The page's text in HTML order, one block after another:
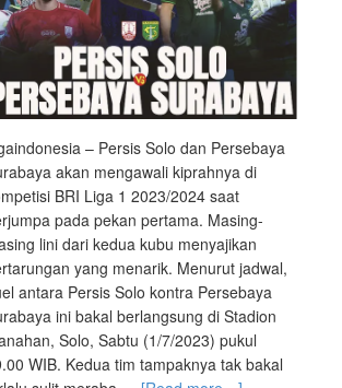
– Persis Solo dan Persebaya
akan mengawali kiprahnya di
BRI Liga 1 2023/2024 saat
pada pekan pertama. Masing-
lini dari kedua kubu menyajikan
yang menarik. Menurut jadwal,
antara Persis Solo kontra Persebaya
ini bakal berlangsung di Stadion
Solo, Sabtu (1/7/2023) pukul
WIB. Kedua tim tampaknya tak bakal